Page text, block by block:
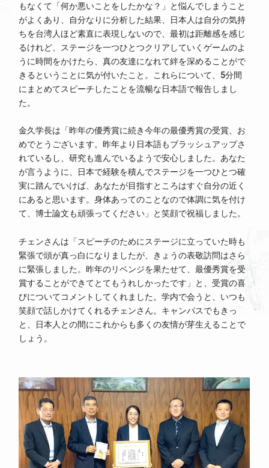
もなくて「何か悪いことをしたかな？」と悩んでしまうこと
がよくあり、自分なりに分析した結果、日本人は自分の気持
ちを台湾人ほど素直に表現しないので、最初は距離感を感じ
るけれど、ステージを一つひとつクリアしていくゲームのよ
うに時間をかけたら、真の友達になれて絆を深めることがで
きるということに気が付いたこと。これらについて、5分間
にまとめてスピーチしたことを流暢な日本語で報告しまし
た。
金久学長は「昨年の優秀賞に続き今年の最優秀賞の受賞、お
めでとうございます。昨年より日本語もブラッシュアップさ
れているし、研究も進んでいるようで安心しました。あなた
が言うように、日本で経験を積んでステージを一つひとつ確
実に踏んでいけば、あなたが目指すところはすぐ自分の近く
にあると思います。身体あってのことなので体調に気を付け
て、博士論文も頑張ってください」と笑顔で祝福しました。
チェンさんは「スピーチのためにステージに立っていた時も
緊張で頭が真っ白になりましたが、きょうの表敬訪問はさら
に緊張しました。昨年のリベンジを果たせて、最優秀賞を受
賞することができてとてもうれしかったです」と、受賞の喜
びについてコメントしてくれました。学内で会うと、いつも
笑顔で話しかけてくれるチェンさん。キャンパスでもきっ
と、日本人との間にこれからも多くの友情が芽生えることで
しょう。